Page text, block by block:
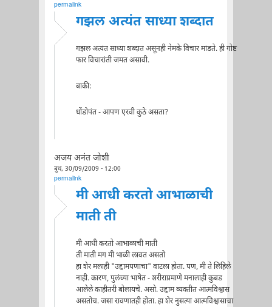
permalink
गझल अत्यंत साध्या शब्दात
गझल अत्यंत साध्या शब्दात असूनही नेमके विचार मांडते. ही गोष्ट
फार विचारांती जमत असावी.
बाकी:
धोंडोपंत - आपण एरवी कुठे असता?
अजय अनंत जोशी
बुध, 30/09/2009 - 12:00
permalink
मी आधी करतो आभाळाची
माती ती
मी आधी करतो आभाळाची माती
ती माती मग मी भाळी लावत असतो
हा शेर मलाही "उद्दामपणाचा" वाटला होता. पण, मी ते लिहिले
नाही. कारण, पुलंच्या भाषेत - शरीराप्रमाणे मनालाही कुबड
आलेले काहीतरी बोलायचे. असो. उद्दाम व्यक्तीत आत्मविश्वास
असतोच. जसा रावणातही होता. हा शेर नुसत्या आत्मविश्वासाचा